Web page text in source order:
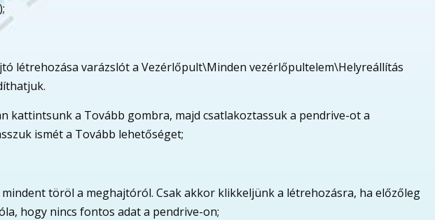
létrehozása varázslót a Vezérlőpult\Minden vezérlőpultelem\Helyreállítás
kattintsunk a Tovább gombra, majd csatlakoztassuk a pendrive-ot a
ismét a Tovább lehetőséget;
mindent töröl a meghajtóról. Csak akkor klikkeljünk a létrehozásra, ha előzőleg
hogy nincs fontos adat a pendrive-on;